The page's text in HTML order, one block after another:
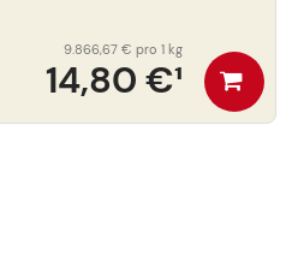
14,80 €¹
9.866,67 € pro 1 kg